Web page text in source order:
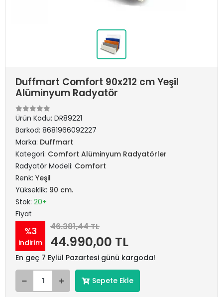
Duffmart Comfort 90x212 cm Yeşil
Alüminyum Radyatör
Ürün Kodu: DR89221
Barkod: 8681966092227
Marka: Duffmart
Kategori: Comfort Alüminyum Radyatörler
Radyatör Modeli: Comfort
Renk: Yeşil
Yükseklik: 90 cm.
Stok: 20+
Fiyat
%3
indirim
46.381,44 TL
44.990,00 TL
En geç 7 Eylül Pazartesi günü kargoda!
Sepete Ekle